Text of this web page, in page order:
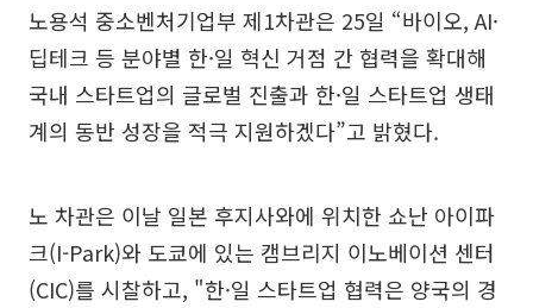
노용석 중소벤처기업부 제1차관은 25일 “바이오, AI·
딥테크 등 분야별 한·일 혁신 거점 간 협력을 확대해
국내 스타트업의 글로벌 진출과 한·일 스타트업 생태
계의 동반 성장을 적극 지원하겠다”고 밝혔다.
노 차관은 이날 일본 후지사와에 위치한 쇼난 아이파
크(I-Park)와 도쿄에 있는 캠브리지 이노베이션 센터
(CIC)를 시찰하고, "한·일 스타트업 협력은 양국의 경